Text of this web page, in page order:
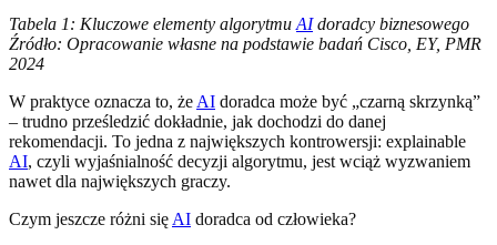
Tabela 1: Kluczowe elementy algorytmu AIdoradcy biznesowego
Źródło: Opracowanie własne na podstawie badań Cisco, EY, PMR
2024
W praktyce oznacza to, że AI doradca może być „czarną skrzynką”
– trudno prześledzić dokładnie, jak dochodzi do danej
rekomendacji. To jedna z największych kontrowersji: explainable
AI, czyli wyjaśnialność decyzji algorytmu, jest wciąż wyzwaniem
nawet dla największych graczy.
Czym jeszcze różni się AI doradca od człowieka?